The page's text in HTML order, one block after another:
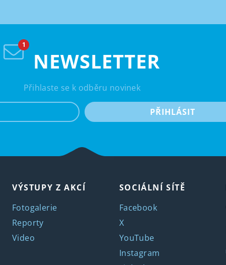
NEWSLETTER
Přihlaste se k odběru novinek
PŘIHLÁSIT
VÝSTUPY Z AKCÍ
Fotogalerie
Reporty
Video
SOCIÁLNÍ SÍTĚ
Facebook
X
YouTube
Instagram